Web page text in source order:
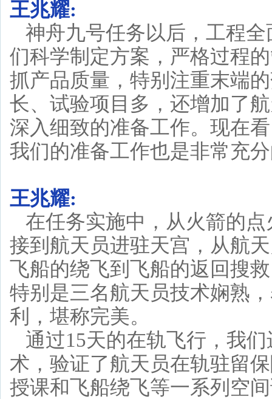
王兆耀:
神舟九号任务以后，工程
们科学制定方案，严格过程
抓产品质量，特别注重末端
长、试验项目多，还增加了
深入细致的准备工作。现在
我们的准备工作也是非常充
王兆耀:
在任务实施中，从火箭的
接到航天员进驻天宫，从航
飞船的绕飞到飞船的返回搜
特别是三名航天员技术娴熟
利，堪称完美。
通过15天的在轨飞行，我
术，验证了航天员在轨驻留
授课和飞船绕飞等一系列空